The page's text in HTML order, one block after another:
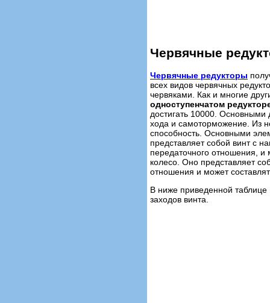
Червячные
Червячные редукторы
всех видов червячных
червяками. Как и многие
одноступенчатом
достигать 10000. Основными
хода и самоторможение. Из
способность. Основными
представляет собой винт с
передаточного отношения, и
колесо. Оно представляет
отношения и может
В ниже приведенной таблице
заходов винта.